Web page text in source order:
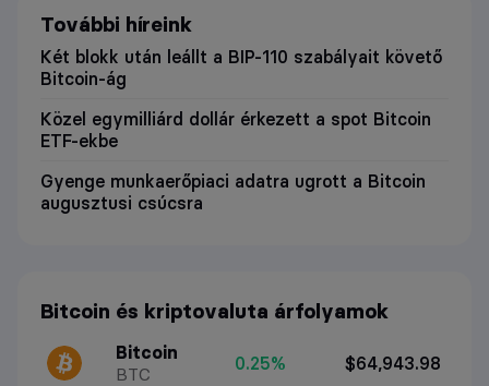
További híreink
Két blokk után leállt a BIP-110 szabályait követő
Bitcoin-ág
Közel egymilliárd dollár érkezett a spot Bitcoin
ETF-ekbe
Gyenge munkaerőpiaci adatra ugrott a Bitcoin
augusztusi csúcsra
Bitcoin és kriptovaluta árfolyamok
Bitcoin
BTC
0.25% $64,943.98